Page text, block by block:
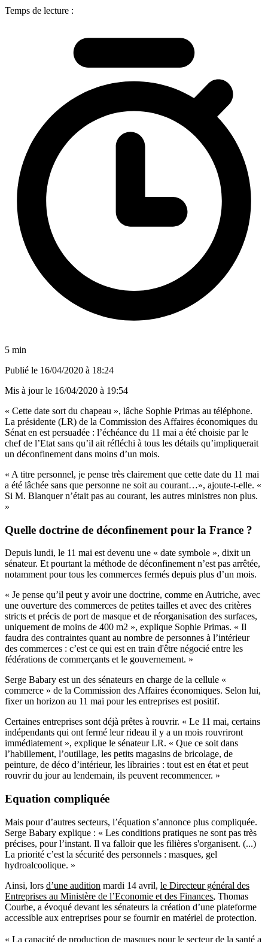
Temps de lecture :
5 min
Publié le 16/04/2020 à 18:24
Mis à jour le 16/04/2020 à 19:54
« Cette date sort du chapeau », lâche Sophie Primas au téléphone.
La présidente (LR) de la Commission des Affaires économiques du
Sénat en est persuadée : l’échéance du 11 mai a été choisie par le
chef de l’Etat sans qu’il ait réfléchi à tous les détails qu’impliquerait
un déconfinement dans moins d’un mois.
« A titre personnel, je pense très clairement que cette date du 11 mai
a été lâchée sans que personne ne soit au courant…», ajoute-t-elle. «
Si M. Blanquer n’était pas au courant, les autres ministres non plus.
»
Quelle doctrine de déconfinement pour la France ?
Depuis lundi, le 11 mai est devenu une « date symbole », dixit un
sénateur. Et pourtant la méthode de déconfinement n’est pas arrêtée,
notamment pour tous les commerces fermés depuis plus d’un mois.
« Je pense qu’il peut y avoir une doctrine, comme en Autriche, avec
une ouverture des commerces de petites tailles et avec des critères
stricts et précis de port de masque et de réorganisation des surfaces,
uniquement de moins de 400 m2 », explique Sophie Primas. « Il
faudra des contraintes quant au nombre de personnes à l’intérieur
des commerces : c’est ce qui est en train d'être négocié entre les
fédérations de commerçants et le gouvernement. »
Serge Babary est un des sénateurs en charge de la cellule «
commerce » de la Commission des Affaires économiques. Selon lui,
fixer un horizon au 11 mai pour les entreprises est positif.
Certaines entreprises sont déjà prêtes à rouvrir. « Le 11 mai, certains
indépendants qui ont fermé leur rideau il y a un mois rouvriront
immédiatement », explique le sénateur LR. « Que ce soit dans
l’habillement, l’outillage, les petits magasins de bricolage, de
peinture, de déco d’intérieur, les librairies : tout est en état et peut
rouvrir du jour au lendemain, ils peuvent recommencer. »
Equation compliquée
Mais pour d’autres secteurs, l’équation s’annonce plus compliquée.
Serge Babary explique : « Les conditions pratiques ne sont pas très
précises, pour l’instant. Il va falloir que les filières s'organisent. (...)
La priorité c’est la sécurité des personnels : masques, gel
hydroalcoolique. »
Ainsi, lors d’une audition mardi 14 avril, le Directeur général des
Entreprises au Ministère de l’Economie et des Finances, Thomas
Courbe, a évoqué devant les sénateurs la création d’une plateforme
accessible aux entreprises pour se fournir en matériel de protection.
« La capacité de production de masques pour le secteur de la santé a